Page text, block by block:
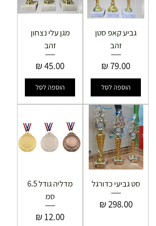
גביע קאפ סטן
זהב
מחיר
הוספה לסל
מגן עלי נצחון
זהב
מחיר
הוספה לסל
סט גביעי כדורגל
מחיר‏298.00 ‏₪
מדליה גודל 6.5
סמ
מחיר